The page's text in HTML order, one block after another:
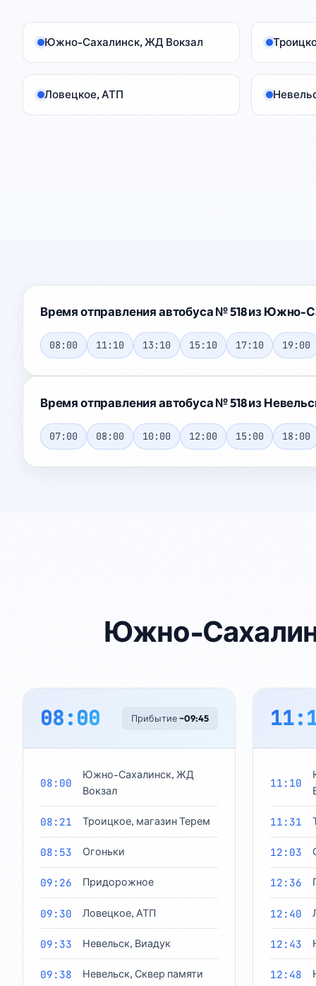
Южно-Сахалинск, ЖД Вокзал
Ловецкое, АТП
Время отправления автобуса № 518 из Южно-
08:00 11:10 13:10 15:10 17:10 19:00
Время отправления автобуса № 518 из
07:00 08:00 10:00 12:00 15:00 18:00
Южно-
08:00 Прибытие~09:45
08:00
Южно-Сахалинск, ЖД
Вокзал
08:21 Троицкое, магазин Терем
08:53 Огоньки
09:26 Придорожное
09:30 Ловецкое, АТП
09:33 Невельск, Виадук
09:38 Невельск, Сквер памяти
11:10
11:31
12:03
12:36
12:40
12:43
12:48